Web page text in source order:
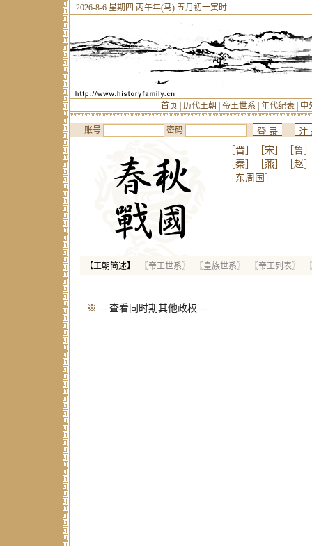
2026-8-6 星期四 丙午年(马) 五月初一寅时
首页 历代王朝 帝王世系 年代纪表 中
账号 密码
［晋］ ［宋］
［鲁
［秦］
［燕］
［赵
［东周国］
【王朝简述】 〖帝王世系〗 〖皇族世系〗 〖帝王列表〗
※ -- 查看同时期其他政权 --